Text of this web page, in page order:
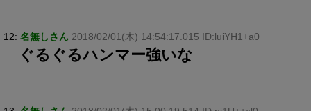
12: 名無しさん 2018/02/01(木) 14:54:17.015 ID:luiYH1+a0
ぐるぐるハンマー強いな